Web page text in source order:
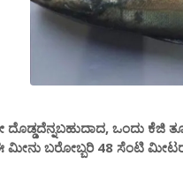
ದೊಡ್ಡದೆನ್ನಬಹುದಾದ, ಒಂದು ಕೆಜಿ
ಮೀನು ಬರೋಬ್ಬರಿ 48 ಸೆಂಟಿ